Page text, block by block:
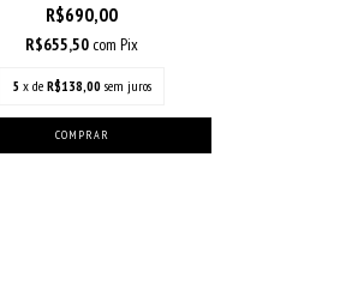
R$690,00
R$655,50 com Pix
5 x deR$138,00 sem juros